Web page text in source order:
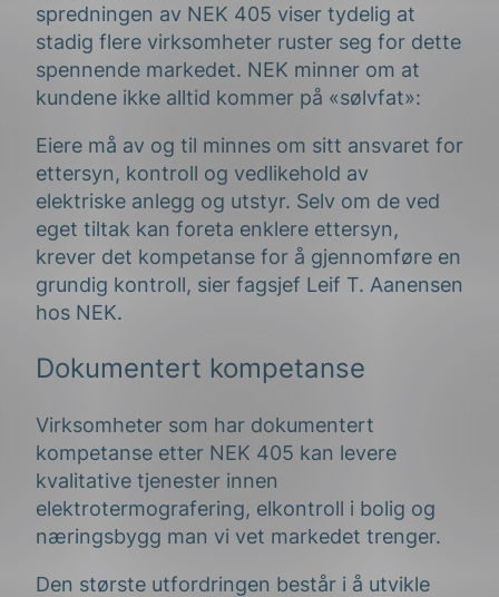
spredningen av NEK 405 viser tydelig at
stadig flere virksomheter ruster seg for dette
spennende markedet. NEK minner om at
kundene ikke alltid kommer på «sølvfat»:
Eiere må av og til minnes om sitt ansvaret for
ettersyn, kontroll og vedlikehold av
elektriske anlegg og utstyr. Selv om de ved
eget tiltak kan foreta enklere ettersyn,
krever det kompetanse for å gjennomføre en
grundig kontroll, sier fagsjef Leif T. Aanensen
hos NEK.
Dokumentert kompetanse
Virksomheter som har dokumentert
kompetanse etter NEK 405 kan levere
kvalitative tjenester innen
elektrotermografering, elkontroll i bolig og
næringsbygg man vi vet markedet trenger.
Den største utfordringen består i å utvikle